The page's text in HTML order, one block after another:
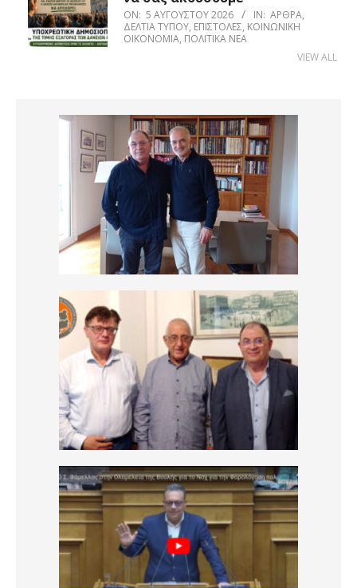
ON: 5 ΑΥΓΟΎΣΤΟΥ 2026 IN: ΆΡΘΡΑ,
ΔΕΛΤΊΑ ΤΎΠΟΥ, ΕΠΙΣΤΟΛΈΣ, ΚΟΙΝΩΝΙΚΉ
ΟΙΚΟΝΟΜΊΑ, ΠΟΛΙΤΙΚΆ ΝΈΑ
VIEW ALL